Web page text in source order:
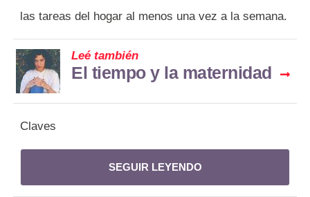
las tareas del hogar al menos una vez a la semana.
Leé también
El tiempo y la maternidad
Claves
SEGUIR LEYENDO